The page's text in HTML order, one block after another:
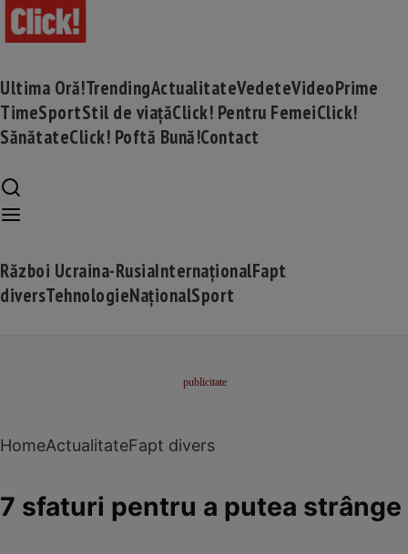
Ultima Oră!TrendingActualitateVedeteVideoPrime
TimeSportStil de viațăClick! Pentru FemeiClick!
SănătateClick! Poftă Bună!Contact
Război Ucraina-RusiaInternaționalFapt
diversTehnologieNaționalSport
HomeActualitateFapt divers
7 sfaturi pentru a putea